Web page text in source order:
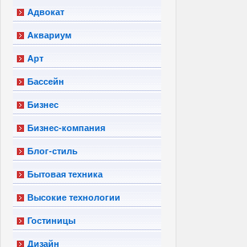
Адвокат
Аквариум
Арт
Бассейн
Бизнес
Бизнес-компания
Блог-стиль
Бытовая техника
Высокие технологии
Гостиницы
Дизайн